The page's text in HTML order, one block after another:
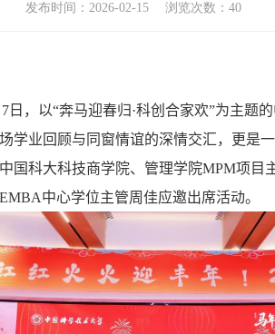
发布时间：2026-02-15 浏览次数： 40
7日，以“奔马迎春归·科创合家欢”为主题
学业回顾与同窗情谊的深情交汇，更是
国科大科技商学院、管理学院MPM项目
EMBA中心学位主管周佳应邀出席活动。